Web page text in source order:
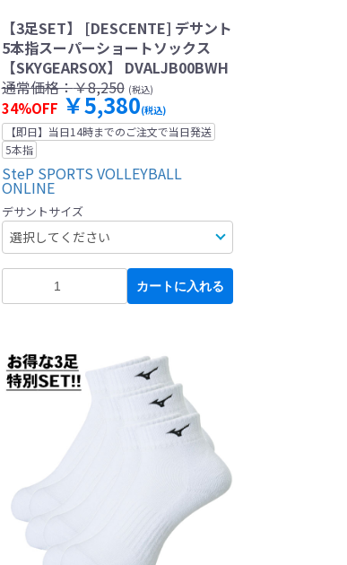
【3足SET】 [DESCENTE] デサント
5本指スーパーショートソックス
【SKYGEARSOX】 DVALJB00BWH
通常価格：￥8,250 (税込)
34%OFF￥5,380(税込)
【即日】当日14時までのご注文で当日発送
5本指
SteP SPORTS VOLLEYBALL
ONLINE
デサントサイズ
カートに入れる